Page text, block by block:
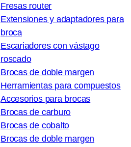
Fresas router
Extensiones y adaptadores para
broca
Escariadores con vástago
roscado
Brocas de doble margen
Herramientas para compuestos
Accesorios para brocas
Brocas de carburo
Brocas de cobalto
Brocas de doble margen